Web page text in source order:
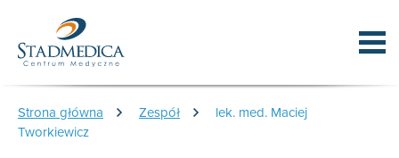
Strona główna Zespół
lek. med. Maciej
Tworkiewicz